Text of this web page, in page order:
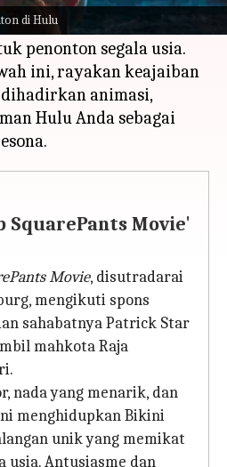
di Hulu
menjanjikan pengalaman
penonton segala usia.
ini, rayakan keajaiban
animasi,
Hulu Anda sebagai
SquarePants Movie'
Movie, disutradarai
mengikuti spons
sahabatnya Patrick Star
mahkota Raja
nada yang menarik, dan
menghidupkan Bikini
unik yang memikat
usia. Antusiasme dan